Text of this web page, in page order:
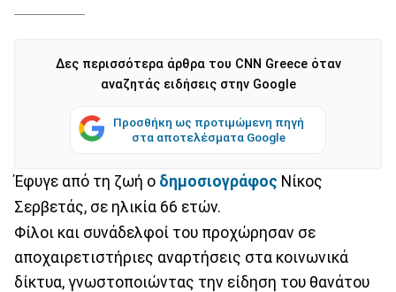
Δες περισσότερα άρθρα του CNN Greece όταν
αναζητάς ειδήσεις στην Google
Προσθήκη ως προτιμώμενη πηγή
στα αποτελέσματα Google
Έφυγε από τη ζωή ο δημοσιογράφος Νίκος
Σερβετάς, σε ηλικία 66 ετών.
Φίλοι και συνάδελφοί του προχώρησαν σε
αποχαιρετιστήριες αναρτήσεις στα κοινωνικά
δίκτυα, γνωστοποιώντας την είδηση του θανάτου